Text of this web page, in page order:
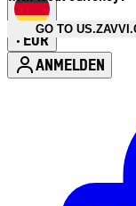
GO TO
• EUR
ANMELDEN